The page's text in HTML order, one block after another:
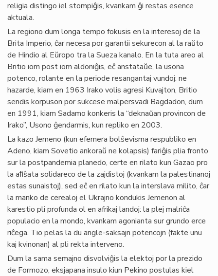
religia distingo iel stompiĝis, kvankam ĝi restas esence
aktuala.
La regiono dum longa tempo fokusis en la interesoj de la
Brita Imperio, ĉar necesa por garantii sekurecon al la raŭto
de Hindio al Eŭropo tra la Sueza kanalo. En la tuta areo al
Britio iom post iom aldoniĝis, eĉ anstataŭe, la usona
potenco, rolante en la periode resangantaj vundoj: ne
hazarde, kiam en 1963 Irako volis agresi Kuvajton, Britio
sendis korpuson por sukcese malpersvadi Bagdadon, dum
en 1991, kiam Sadamo konkeris la “deknaŭan provincon de
Irako”, Usono ĝendarmis, kun repliko en 2003.
La kazo Jemeno (kun efemera bolŝevisma respubliko en
Adeno, kiam Sovetio ankoraŭ ne kolapsis) fariĝis plia fronto
sur la postpandemia planedo, certe en rilato kun Gazao pro
la aﬁŝata solidareco de la zajdistoj (kvankam la palestinanoj
estas sunaistoj), sed eĉ en rilato kun la interslava milito, ĉar
la manko de cerealoj el Ukrajno kondukis Jemenon al
karestio pli profunda ol en afrikaj landoj: la plej malriĉa
populacio en la mondo, kvankam agonianta sur grundo erce
riĉega. Tio pelas la du angle-saksajn potencojn (fakte unu
kaj kvinonan) al pli rekta interveno.
Dum la sama semajno disvolviĝis la elektoj por la prezido
de Formozo, eksjapana insulo kiun Pekino postulas kiel